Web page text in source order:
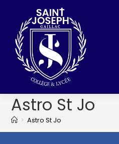
Astro St Jo
> Astro St Jo